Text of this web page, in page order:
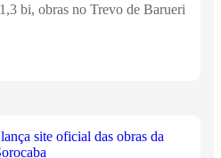
bi, obras no Trevo de Barueri